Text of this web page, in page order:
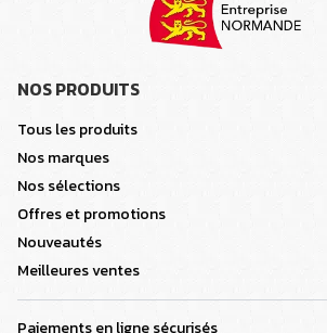
NOS PRODUITS
Tous les produits
Nos marques
Nos sélections
Offres et promotions
Nouveautés
Meilleures ventes
Paiements en ligne sécurisés